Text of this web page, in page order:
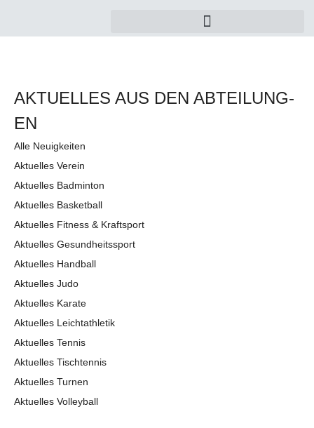
AKTUELLES AUS DEN AB­TEI­LUNG­
EN
Alle Neuigkeiten
Aktuelles Verein
Aktuelles Badminton
Aktuelles Basketball
Aktuelles Fitness & Kraftsport
Aktuelles Gesundheitssport
Aktuelles Handball
Aktuelles Judo
Aktuelles Karate
Aktuelles Leichtathletik
Aktuelles Tennis
Aktuelles Tischtennis
Aktuelles Turnen
Aktuelles Volleyball